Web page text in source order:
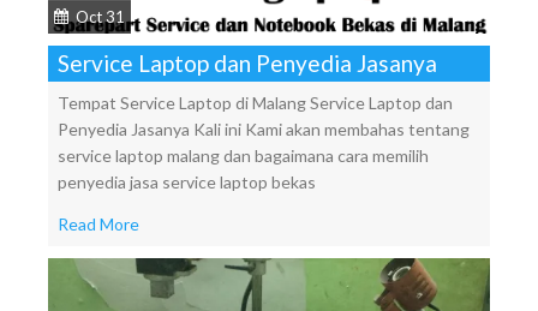
Oct 31
Service Laptop dan Penyedia Jasanya
Tempat Service Laptop di Malang Service Laptop dan
Penyedia Jasanya Kali ini Kami akan membahas tentang
service laptop malang dan bagaimana cara memilih
penyedia jasa service laptop bekas
Read More